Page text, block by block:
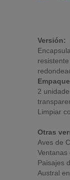
Versión:
2
Limpiar
Otras
Aves de
Ventanas
Paisajes
Austral